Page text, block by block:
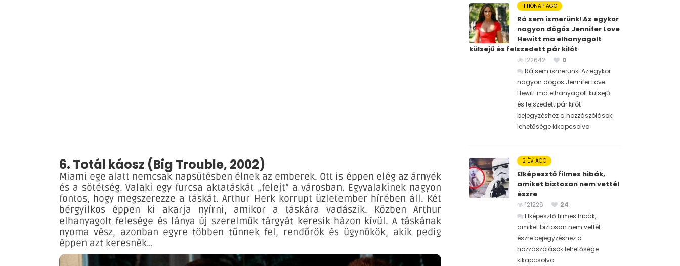
6. Totál káosz (Big Trouble, 2002)
Miami ege alatt nemcsak napsütésben élnek az emberek. Ott is éppen elég az árnyék
és a sötétség. Valaki egy furcsa aktatáskát „felejt” a városban. Egyvalakinek nagyon
fontos, hogy megszerezze a táskát. Arthur Herk korrupt üzletember hírében áll. Két
bérgyilkos éppen ki akarja nyírni, amikor a táskára vadászik. Közben Arthur
elhanyagolt felesége és lánya új szerelmük tárgyát keresik házon kívül. A táskának
nyoma vész, azonban egyre többen tűnnek fel, rendőrök és ügynökök, akik pedig
éppen azt keresnék…
11 HÓNAP AGO
Rá sem ismerünk! Az egykor
nagyon dögös Jennifer Love
Hewitt ma elhanyagolt
külsejű és felszedett pár kilót
122642
0
Rá sem ismerünk! Az egykor
nagyon dögös Jennifer Love
Hewitt ma elhanyagolt külsejű
és felszedett pár kilót
bejegyzéshez a hozzászólások
lehetősége kikapcsolva
2 ÉV AGO
Elképesztő filmes hibák,
amiket biztosan nem vettél
észre
121226
24
Elképesztő filmes hibák,
amiket biztosan nem vettél
észre bejegyzéshez a
hozzászólások lehetősége
kikapcsolva